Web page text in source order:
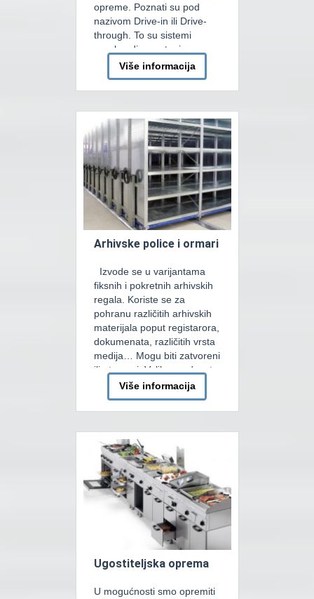
opreme. Poznati su pod
nazivom Drive-in ili Drive-
through. To su sistemi
regala gdje se stanice
regala postavljaju jedna iza
druge I tako čine
kontinuiranu liniju na koju se
nosač palete. Dodavanjem
takvih nizova (jednog pored
drugog) dobijamo redove
[…]
Više informacija
Arhivske police i ormari
Izvode se u varijantama
fiksnih i pokretnih arhivskih
regala. Koriste se za
pohranu različitih arhivskih
materijala poput registarora,
dokumenata, različitih vrsta
medija… Mogu biti zatvoreni
ili otvoreni. Velika prednost
pokretnih arhivskih regala
se ogleda u tome što
zauzima jako malo prostora
komunikacijski prolaz, koji
se prenosi između regala
njihovim pomjeranjem. […]
Više informacija
Ugostiteljska oprema
U mogućnosti smo opremiti